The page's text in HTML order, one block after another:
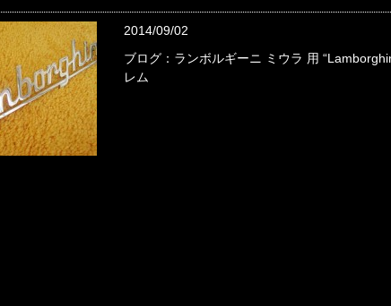
2014/09/02
ブログ：ランボルギーニ ミウラ 用
レム